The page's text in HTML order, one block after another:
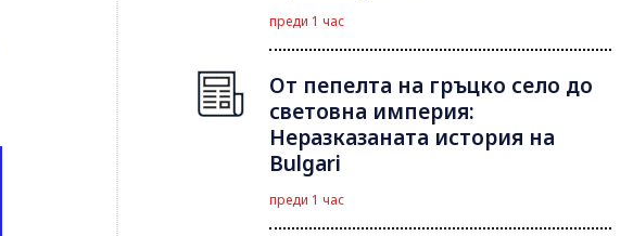
преди 1 час
От пепелта на гръцко село до
световна империя:
Неразказаната история на
Bulgari
преди 1 час